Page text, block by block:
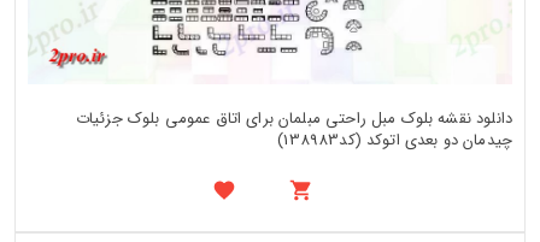
دانلود نقشه بلوک مبل راحتی مبلمان برای اتاق عمومی بلوک جزئیات
چیدمان دو بعدی اتوکد (کد138983)